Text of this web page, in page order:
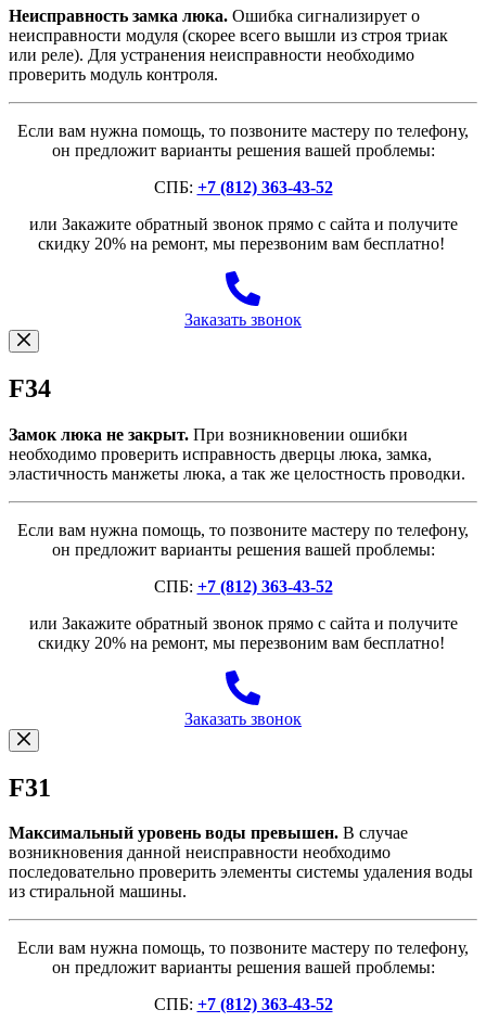
Неисправность замка люка. Ошибка сигнализирует о
неисправности модуля (скорее всего вышли из строя триак
или реле). Для устранения неисправности необходимо
проверить модуль контроля.
Если вам нужна помощь, то позвоните мастеру по телефону,
он предложит варианты решения вашей проблемы:
СПБ: +7 (812) 363-43-52
или Закажите обратный звонок прямо с сайта и получите
скидку 20% на ремонт, мы перезвоним вам бесплатно!
Заказать звонок
F34
Замок люка не закрыт. При возникновении ошибки
необходимо проверить исправность дверцы люка, замка,
эластичность манжеты люка, а так же целостность проводки.
Если вам нужна помощь, то позвоните мастеру по телефону,
он предложит варианты решения вашей проблемы:
СПБ: +7 (812) 363-43-52
или Закажите обратный звонок прямо с сайта и получите
скидку 20% на ремонт, мы перезвоним вам бесплатно!
Заказать звонок
F31
Максимальный уровень воды превышен. В случае
возникновения данной неисправности необходимо
последовательно проверить элементы системы удаления воды
из стиральной машины.
Если вам нужна помощь, то позвоните мастеру по телефону,
он предложит варианты решения вашей проблемы:
СПБ: +7 (812) 363-43-52